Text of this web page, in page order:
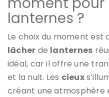
lanternes ?
Le choix du moment est
lâcher de lanternes
idéal, car il offre une
et la nuit. Les cieux
créant une atmosphère